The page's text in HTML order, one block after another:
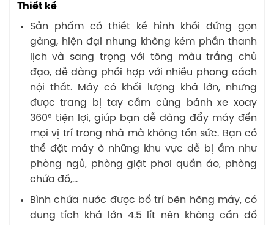
Thiết kế
Sản phẩm có thiết kế hình khối đứng gọn
gàng, hiện đại nhưng không kém phần thanh
lịch và sang trọng với tông màu trắng chủ
đạo, dễ dàng phối hợp với nhiều phong cách
nội thất. Máy có khối lượng khá lớn, nhưng
được trang bị tay cầm cùng bánh xe xoay
360° tiện lợi, giúp bạn dễ dàng đẩy máy đến
mọi vị trí trong nhà mà không tốn sức. Bạn có
thể đặt máy ở những khu vực dễ bị ẩm như
phòng ngủ, phòng giặt phơi quần áo, phòng
chứa đồ,…
Bình chứa nước được bố trí bên hông máy, có
dung tích khá lớn 4.5 lít nên không cần đổ